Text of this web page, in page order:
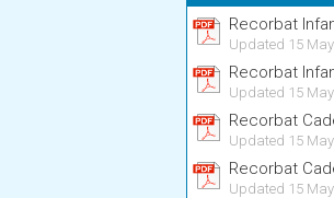
Recorbat
Updated 15
Recorbat
Updated 15
Recorbat
Updated 15
Recorbat
Updated 15